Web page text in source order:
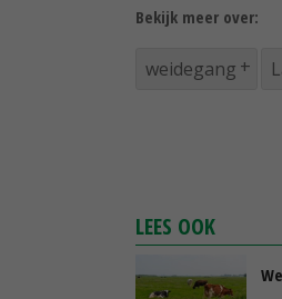
Bekijk meer over:
weidegang
LEES OOK